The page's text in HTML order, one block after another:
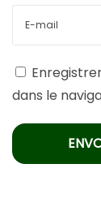
dans le